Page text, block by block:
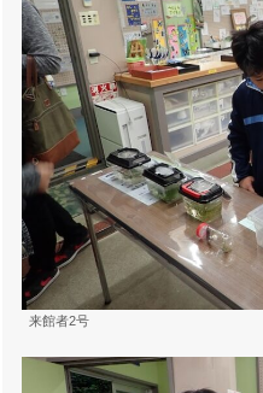
来館者2号